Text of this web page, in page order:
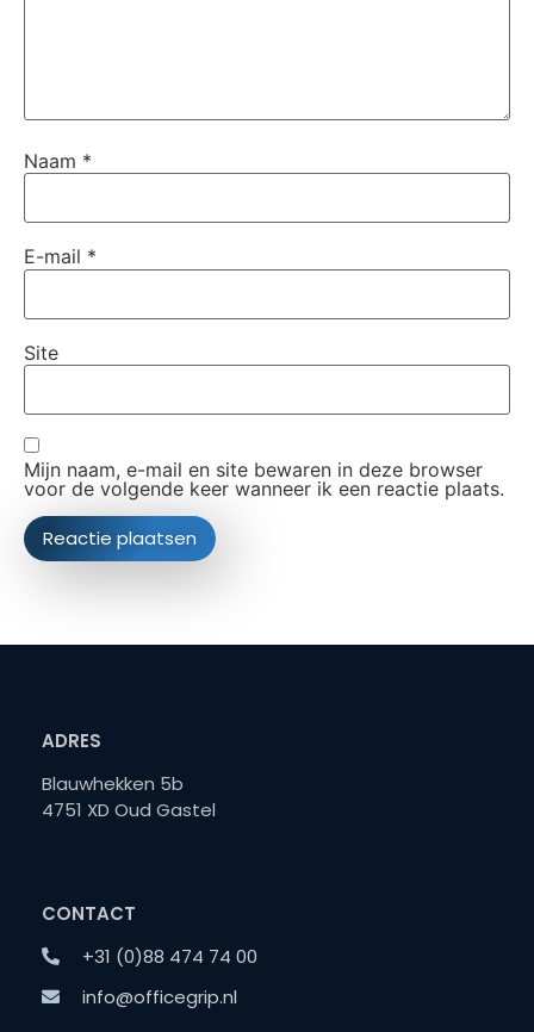
Naam *
E-mail *
Site
Mijn naam, e-mail en site bewaren in deze browser
voor de volgende keer wanneer ik een reactie plaats.
ADRES
Blauwhekken 5b
4751 XD Oud Gastel
CONTACT
+31 (0)88 474 74 00
info@officegrip.nl